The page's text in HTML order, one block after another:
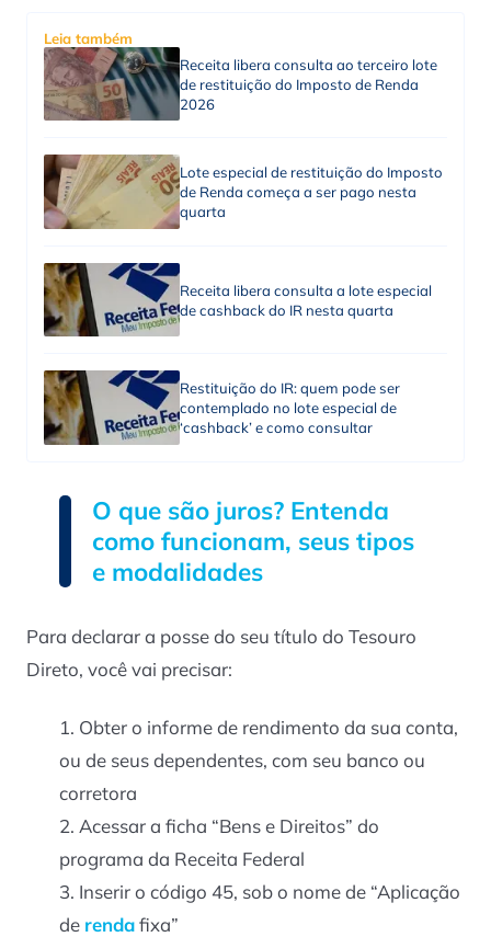
Leia também
Receita libera consulta ao terceiro lote
de restituição do Imposto de Renda
2026
Lote especial de restituição do Imposto
de Renda começa a ser pago nesta
quarta
Receita libera consulta a lote especial
de cashback do IR nesta quarta
Restituição do IR: quem pode ser
contemplado no lote especial de
‘cashback’ e como consultar
O que são juros? Entenda
como funcionam, seus tipos
e modalidades
Para declarar a posse do seu título do Tesouro
Direto, você vai precisar:
Obter o informe de rendimento da sua conta,
ou de seus dependentes, com seu banco ou
corretora
Acessar a ficha “Bens e Direitos” do
programa da Receita Federal
Inserir o código 45, sob o nome de “Aplicação
de rendafixa”